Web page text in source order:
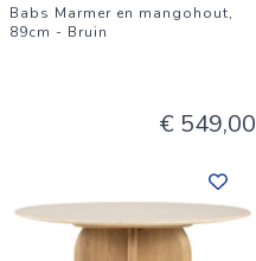
Babs Marmer en mangohout,
89cm - Bruin
€ 549,00